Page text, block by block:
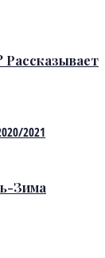
Рассказывает
Зима